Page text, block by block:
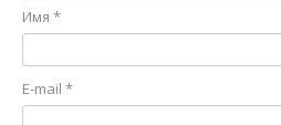
Имя *
E-mail *